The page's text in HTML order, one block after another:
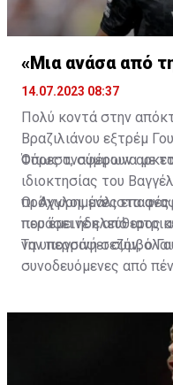
«Μια ανάσα από
14.07.2023 08:37
Πολύ κοντά στην
Βραζιλιάνου εξτρέμ
Φόρεστ, σύμφωνα με
Όπως αναφέρουν
ιδιοκτησίας του
προχωρημένες επαφές
που έμεινε ελεύθερος
Οι Άγγλοι, μάλιστα
περάσει ήδη από
να υπογράψει
Την περσινή σεζόν, ο
συνοδευόμενες από